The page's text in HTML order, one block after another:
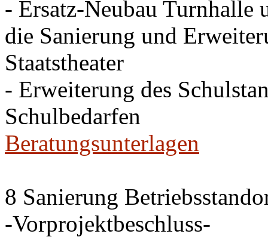
- Ersatz-Neubau Turnhalle
die Sanierung und
Staatstheater
- Erweiterung des
Schulbedarfen
Beratungsunterlagen
8 Sanierung
-Vorprojektbeschluss-